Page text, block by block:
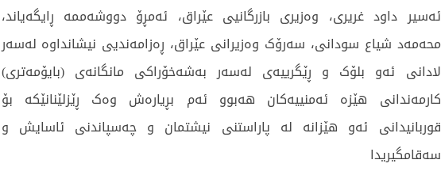
ئەسیر داود غریری، وەزیری بازرگانیی عێراق، ئەمڕۆ دووشەممە ڕایگەیاند،
محەمەد شیاع سودانی، سەرۆک وەزیرانی عێراق، ڕەزامەندیی نیشانداوە لەسەر
لادانی ئەو بلۆک و ڕێگرییەی لەسەر بەشەخۆراکی مانگانەی (بایۆمەتری)
کارمەندانی هێزە ئەمنییەکان هەبوو ئەم بڕیارەش وەک ڕێزلێنانێکە بۆ
قوربانیدانی ئەو هێزانە لە پاراستنی نیشتمان و چەسپاندنی ئاسایش و
سەقامگیریدا